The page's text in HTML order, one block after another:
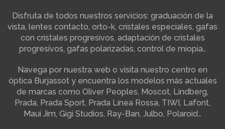
Disfruta de todos nuestros servicios: graduación de la
vista, lentes contacto, orto-k, cristales especiales, gafas
con cristales progresivos, adaptación de cristales
progresivos, gafas polarizadas, control de miopia…
Navega por nuestra web o visita nuestro centro en
óptica Burjassot y encuentra los modelos más actuales
de marcas como Oliver Peoples, Moscot, Lindberg,
Prada, Prada Sport, Prada Linea Rossa, TIWI, Lafont,
Maui Jim, Gigi Studios, Ray-Ban, Julbo, Polaroid…